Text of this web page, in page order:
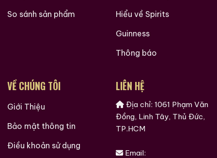
Rượu Thuốc Chí Bảo
Tam Dương
(0 đánh giá)
Rượu Mao Đài Quý
Châu Ngũ Sao – Cáp
Họa Hữu Nghị 2021
0,0
So sánh sản phẩm
Hiểu về Spirits
Guinness
Thông báo
VỀ CHÚNG TÔI
Giới Thiệu
Bảo mật thông tin
Điều khoản sử dụng
LIÊN HỆ
Địa chỉ: 1061 Phạm Văn
Đồng, Linh Tây, Thủ Đức,
TP.HCM
Email: